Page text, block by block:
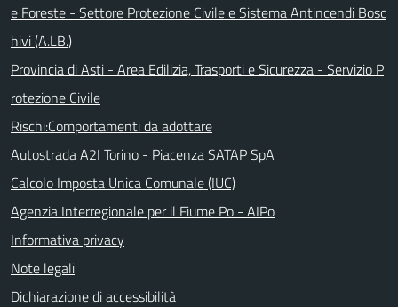
e Foreste - Settore Protezione Civile e Sistema Antincendi Bosc
hivi (A.LB.)
Provincia di Asti - Area Edilizia, Trasporti e Sicurezza - Servizio P
rotezione Civile
Rischi:Comportamenti da adottare
Autostrada A2I Torino - Piacenza SATAP SpA
Calcolo Imposta Unica Comunale (IUC)
Agenzia Interregionale per il Fiume Po - AIPo
Informativa privacy
Note legali
Dichiarazione di accessibilità